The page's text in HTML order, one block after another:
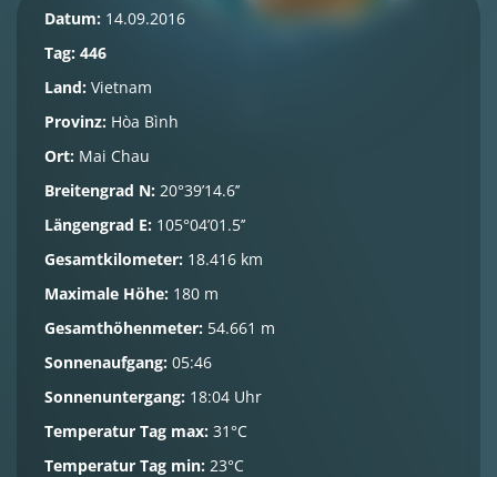
Datum: 14.09.2016
Tag: 446
Land: Vietnam
Provinz: Hòa Bình
Ort: Mai Chau
Breitengrad N: 20°39’14.6’’
Längengrad E: 105°04’01.5’’
Gesamtkilometer: 18.416 km
Maximale Höhe: 180 m
Gesamthöhenmeter: 54.661 m
Sonnenaufgang: 05:46
Sonnenuntergang: 18:04 Uhr
Temperatur Tag max: 31°C
Temperatur Tag min: 23°C